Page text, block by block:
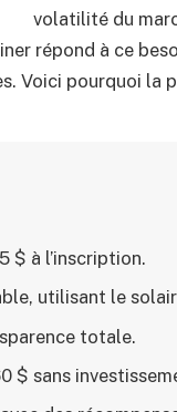
volatilité du
répond à ce
Voici pourquoi la
$ à l’inscription.
utilisant le
totale.
$ sans